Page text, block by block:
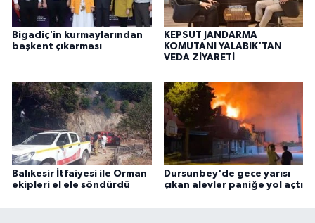
Bigadiç'in kurmaylarından
başkent çıkarması
KEPSUT JANDARMA
KOMUTANI YALABIK'TAN
VEDA ZİYARETİ
Balıkesir İtfaiyesi ile Orman
ekipleri el ele söndürdü
Dursunbey'de gece yarısı
çıkan alevler paniğe yol açtı